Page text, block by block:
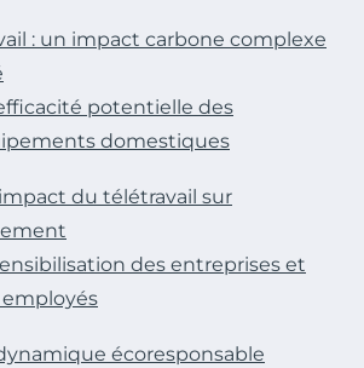
: un impact carbone complexe
potentielle des
domestiques
du télétravail sur
des entreprises et
écoresponsable